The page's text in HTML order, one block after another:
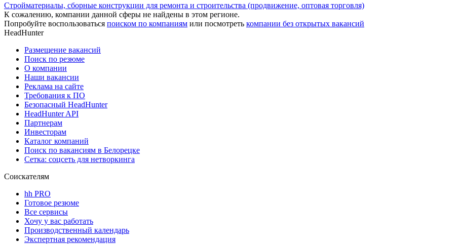
Стройматериалы, сборные конструкции для ремонта и строительства (продвижение, оптовая торговля)
К сожалению, компании данной сферы не найдены в этом регионе.
Попробуйте воспользоваться поиском по компаниям или посмотреть компании без открытых вакансий
HeadHunter
Размещение вакансий
Поиск по резюме
О компании
Наши вакансии
Реклама на сайте
Требования к ПО
Безопасный HeadHunter
HeadHunter API
Партнерам
Инвесторам
Каталог компаний
Поиск по вакансиям в Белорецке
Сетка: соцсеть для нетворкинга
Соискателям
hh PRO
Готовое резюме
Все сервисы
Хочу у вас работать
Производственный календарь
Экспертная рекомендация